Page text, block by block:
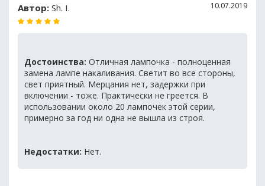
Автор: Sh. I. 10.07.2019
Достоинства: Отличная лампочка - полноценная
замена лампе накаливания. Светит во все стороны,
свет приятный. Мерцания нет, задержки при
включении - тоже. Практически не греется. В
использовании около 20 лампочек этой серии,
примерно за год ни одна не вышла из строя.
Недостатки: Нет.